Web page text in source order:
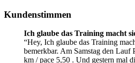
Kundenstimmen
Ich glaube das Training macht
Hey, Ich glaube das Training
bemerkbar. Am Samstag den Lauf
km / pace 5,50 . Und gestern mal